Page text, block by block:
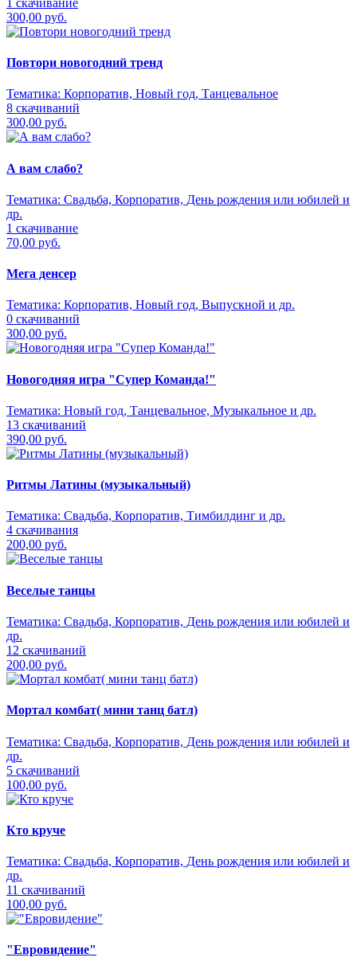
300,00 руб.
Повтори новогодний тренд
Тематика: Корпоратив, Новый год, Танцевальное
8 скачиваний
300,00 руб.
А вам слабо?
Тематика: Свадьба, Корпоратив, День рождения или юбилей и
др.
1 скачивание
70,00 руб.
Мега денсер
Тематика: Корпоратив, Новый год, Выпускной и др.
0 скачиваний
300,00 руб.
Новогодняя игра "Супер Команда!"
Тематика: Новый год, Танцевальное, Музыкальное и др.
13 скачиваний
390,00 руб.
Ритмы Латины (музыкальный)
Тематика: Свадьба, Корпоратив, Тимбилдинг и др.
4 скачивания
200,00 руб.
Веселые танцы
Тематика: Свадьба, Корпоратив, День рождения или юбилей и
др.
12 скачиваний
200,00 руб.
Мортал комбат( мини танц батл)
Тематика: Свадьба, Корпоратив, День рождения или юбилей и
др.
5 скачиваний
100,00 руб.
Кто круче
Тематика: Свадьба, Корпоратив, День рождения или юбилей и
др.
11 скачиваний
100,00 руб.
"Евровидение"